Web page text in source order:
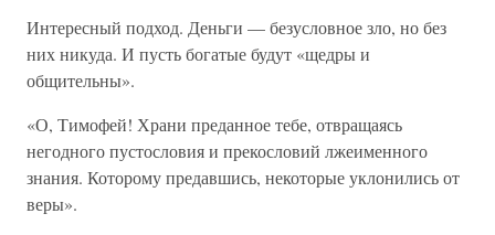
Интересный подход. Деньги — безусловное зло, но без
них никуда. И пусть богатые будут «щедры и
общительны».
«О, Тимофей! Храни преданное тебе, отвращаясь
негодного пустословия и прекословий лжеименного
знания. Которому предавшись, некоторые уклонились от
веры».